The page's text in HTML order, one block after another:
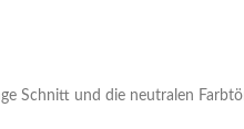
Schnitt und die neutralen